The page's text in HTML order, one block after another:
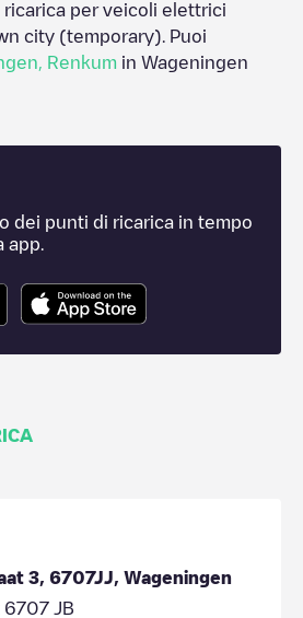
per veicoli elettrici
city (temporary) . Puoi
Renkum in Wageningen
dei punti di ricarica in tempo
app.
3, 6707JJ, Wageningen
JB